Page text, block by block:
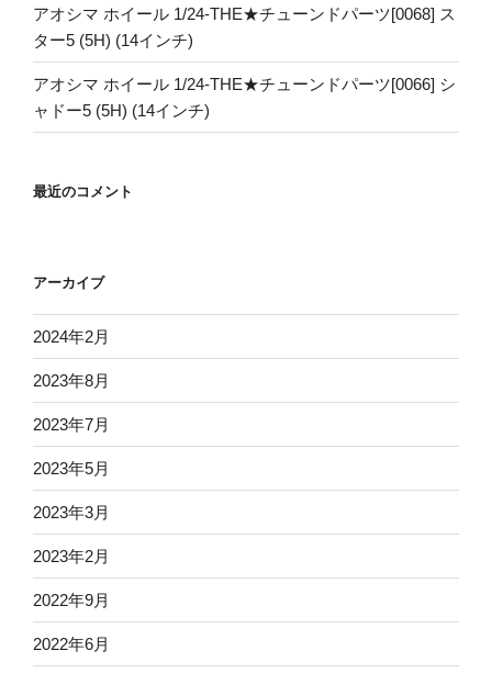
アオシマ ホイール 1/24-THE★チューンドパーツ[0068] ス
ター5 (5H) (14インチ)
アオシマ ホイール 1/24-THE★チューンドパーツ[0066] シ
ャドー5 (5H) (14インチ)
最近のコメント
アーカイブ
2024年2月
2023年8月
2023年7月
2023年5月
2023年3月
2023年2月
2022年9月
2022年6月